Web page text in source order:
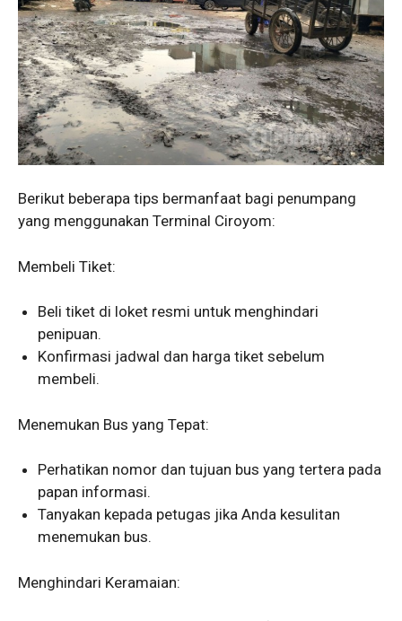
Berikut beberapa tips bermanfaat bagi penumpang
yang menggunakan Terminal Ciroyom:
Membeli Tiket:
Beli tiket di loket resmi untuk menghindari
penipuan.
Konfirmasi jadwal dan harga tiket sebelum
membeli.
Menemukan Bus yang Tepat:
Perhatikan nomor dan tujuan bus yang tertera pada
papan informasi.
Tanyakan kepada petugas jika Anda kesulitan
menemukan bus.
Menghindari Keramaian: